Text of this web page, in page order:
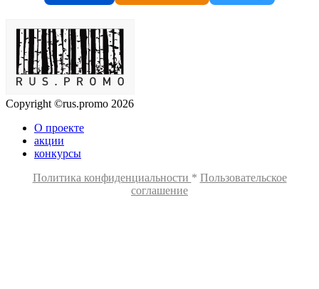
Copyright ©rus.promo 2026
О проекте
акции
конкурсы
Политика конфиденциальности * Пользовательское
соглашение